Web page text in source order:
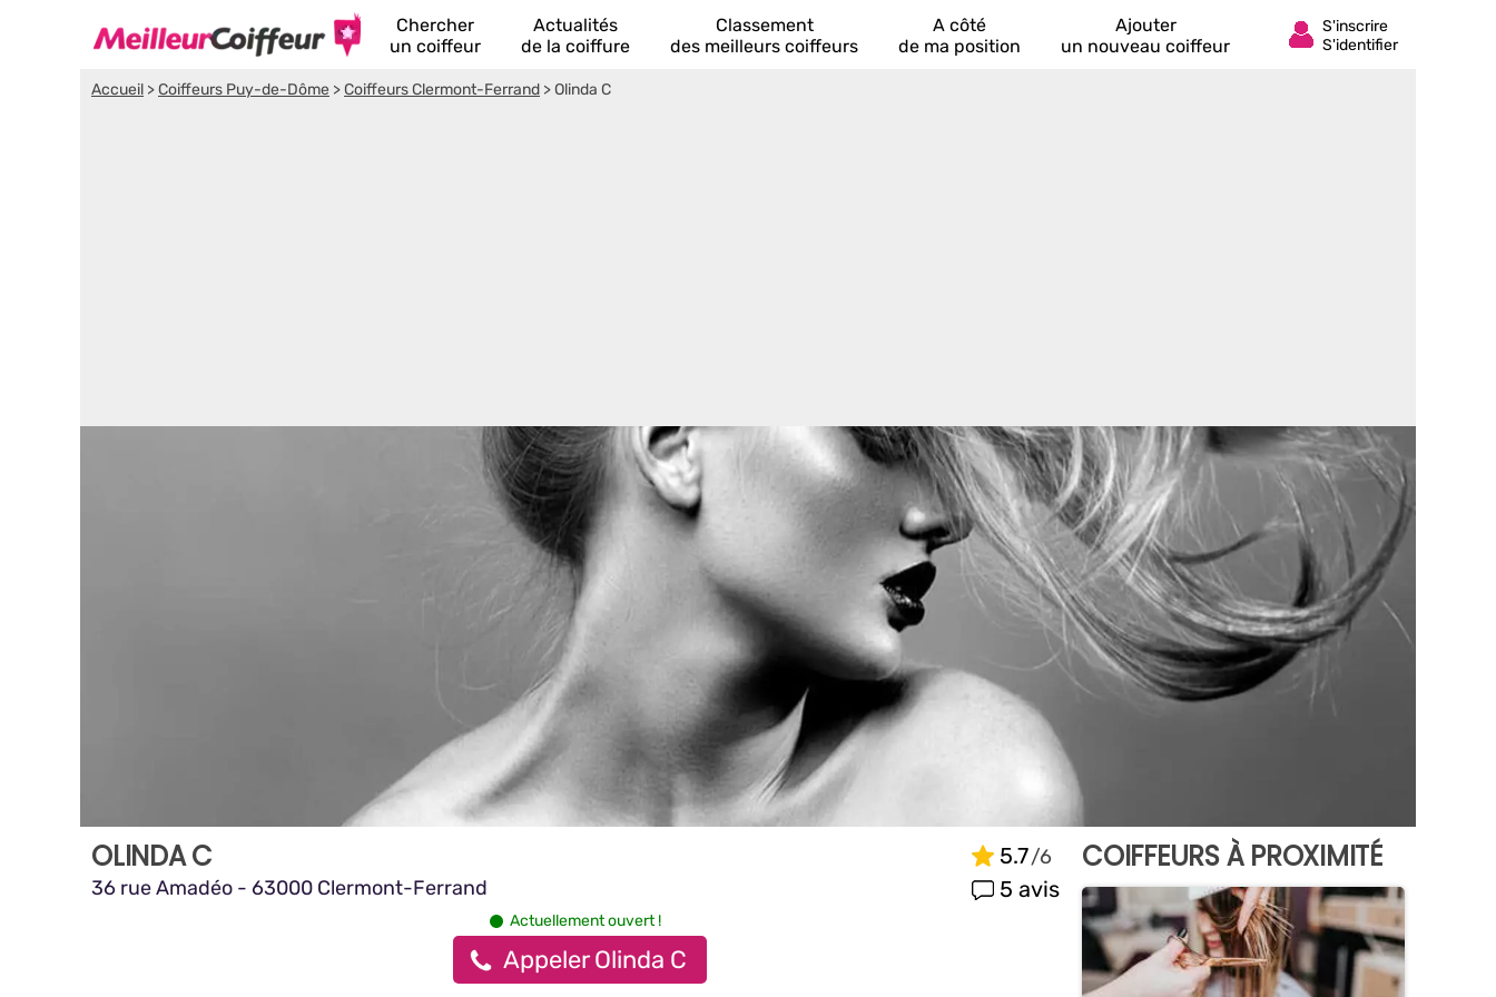
Chercher
un coiffeur
Actualités
de la coiffure
Classement
des meilleurs coiffeurs
A côté
de ma position
Ajouter
un nouveau coiffeur
Accueil >Coiffeurs Puy-de-Dôme >Coiffeurs Clermont-Ferrand >Olinda C
OLINDA C
36 rue Amadéo - 63000 Clermont-Ferrand
5.7
5 avis
Actuellement ouvert !
Appeler Olinda C
COIFFEURS À PROXIMITÉ